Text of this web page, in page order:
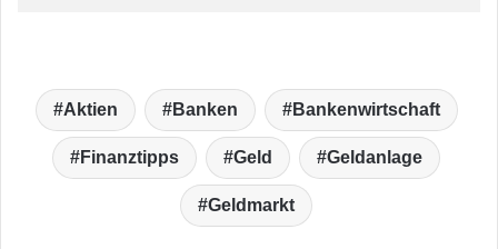
Aktien Banken Bankenwirtschaft
Finanztipps Geld Geldanlage
Geldmarkt